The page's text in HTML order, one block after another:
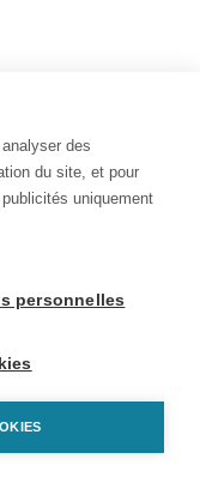
des
du site, et pour
uniquement
personnelles